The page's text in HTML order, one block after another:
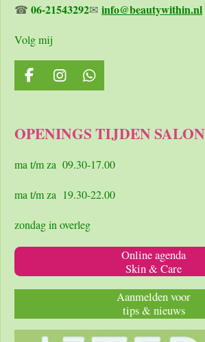
☎ 06-21543292✉ info@beautywithin.nl
Volg mij
F
a
b
o
I
n
a
r
m
W
h
s
p
OPENINGS TIJDEN SALON
ma t/m za 09.30-17.00
ma t/m za 19.30-22.00
zondag in overleg
Online agenda
Skin & Care
Aanmelden voor
tips & nieuws